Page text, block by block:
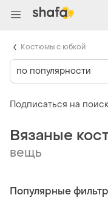
Вязаные
вещь
Популярные
по популярности
Подписаться на поиск
Костюмы с юбкой